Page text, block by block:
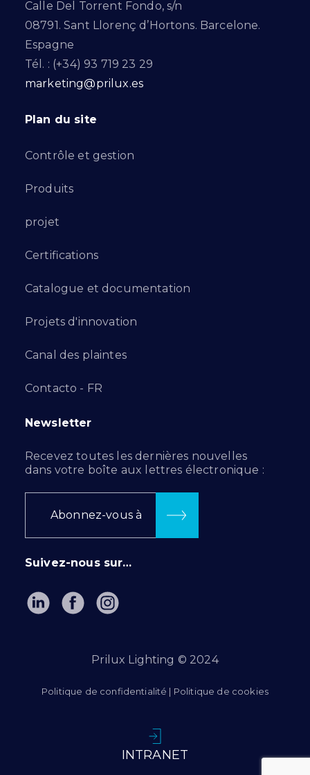
Calle Del Torrent Fondo, s/n
08791. Sant Llorenç d’Hortons. Barcelone.
Espagne
Tél. : (+34) 93 719 23 29
marketing@prilux.es
Plan du site
Contrôle et gestion
Produits
projet
Certifications
Catalogue et documentation
Projets d'innovation
Canal des plaintes
Contacto - FR
Newsletter
Recevez toutes les dernières nouvelles
dans votre boîte aux lettres électronique :
Abonnez-vous à
Suivez-nous sur…
Prilux Lighting © 2024
Politique de confidentialité | Politique de cookies
INTRANET